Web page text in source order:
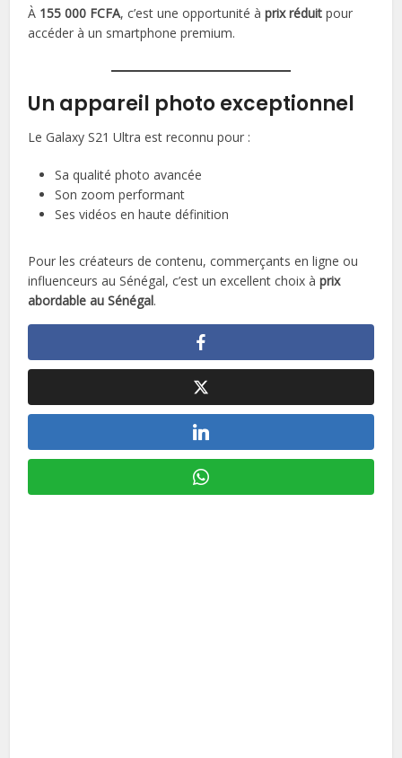
À 155 000 FCFA, c’est une opportunité àprix réduit pour
accéder à un smartphone premium.
Un appareil photo exceptionnel
Le Galaxy S21 Ultra est reconnu pour :
Sa qualité photo avancée
Son zoom performant
Ses vidéos en haute définition
Pour les créateurs de contenu, commerçants en ligne ou
influenceurs au Sénégal, c’est un excellent choix àprix
abordable au Sénégal.